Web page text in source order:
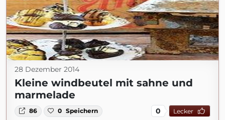
28 Dezember 2014
Kleine windbeutel mit sahne und
marmelade
86 0 Speichern 0 Lecker